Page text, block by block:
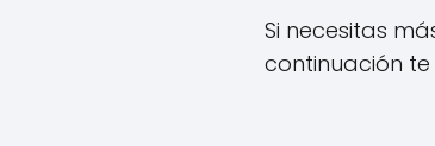
Si necesitas
continuación